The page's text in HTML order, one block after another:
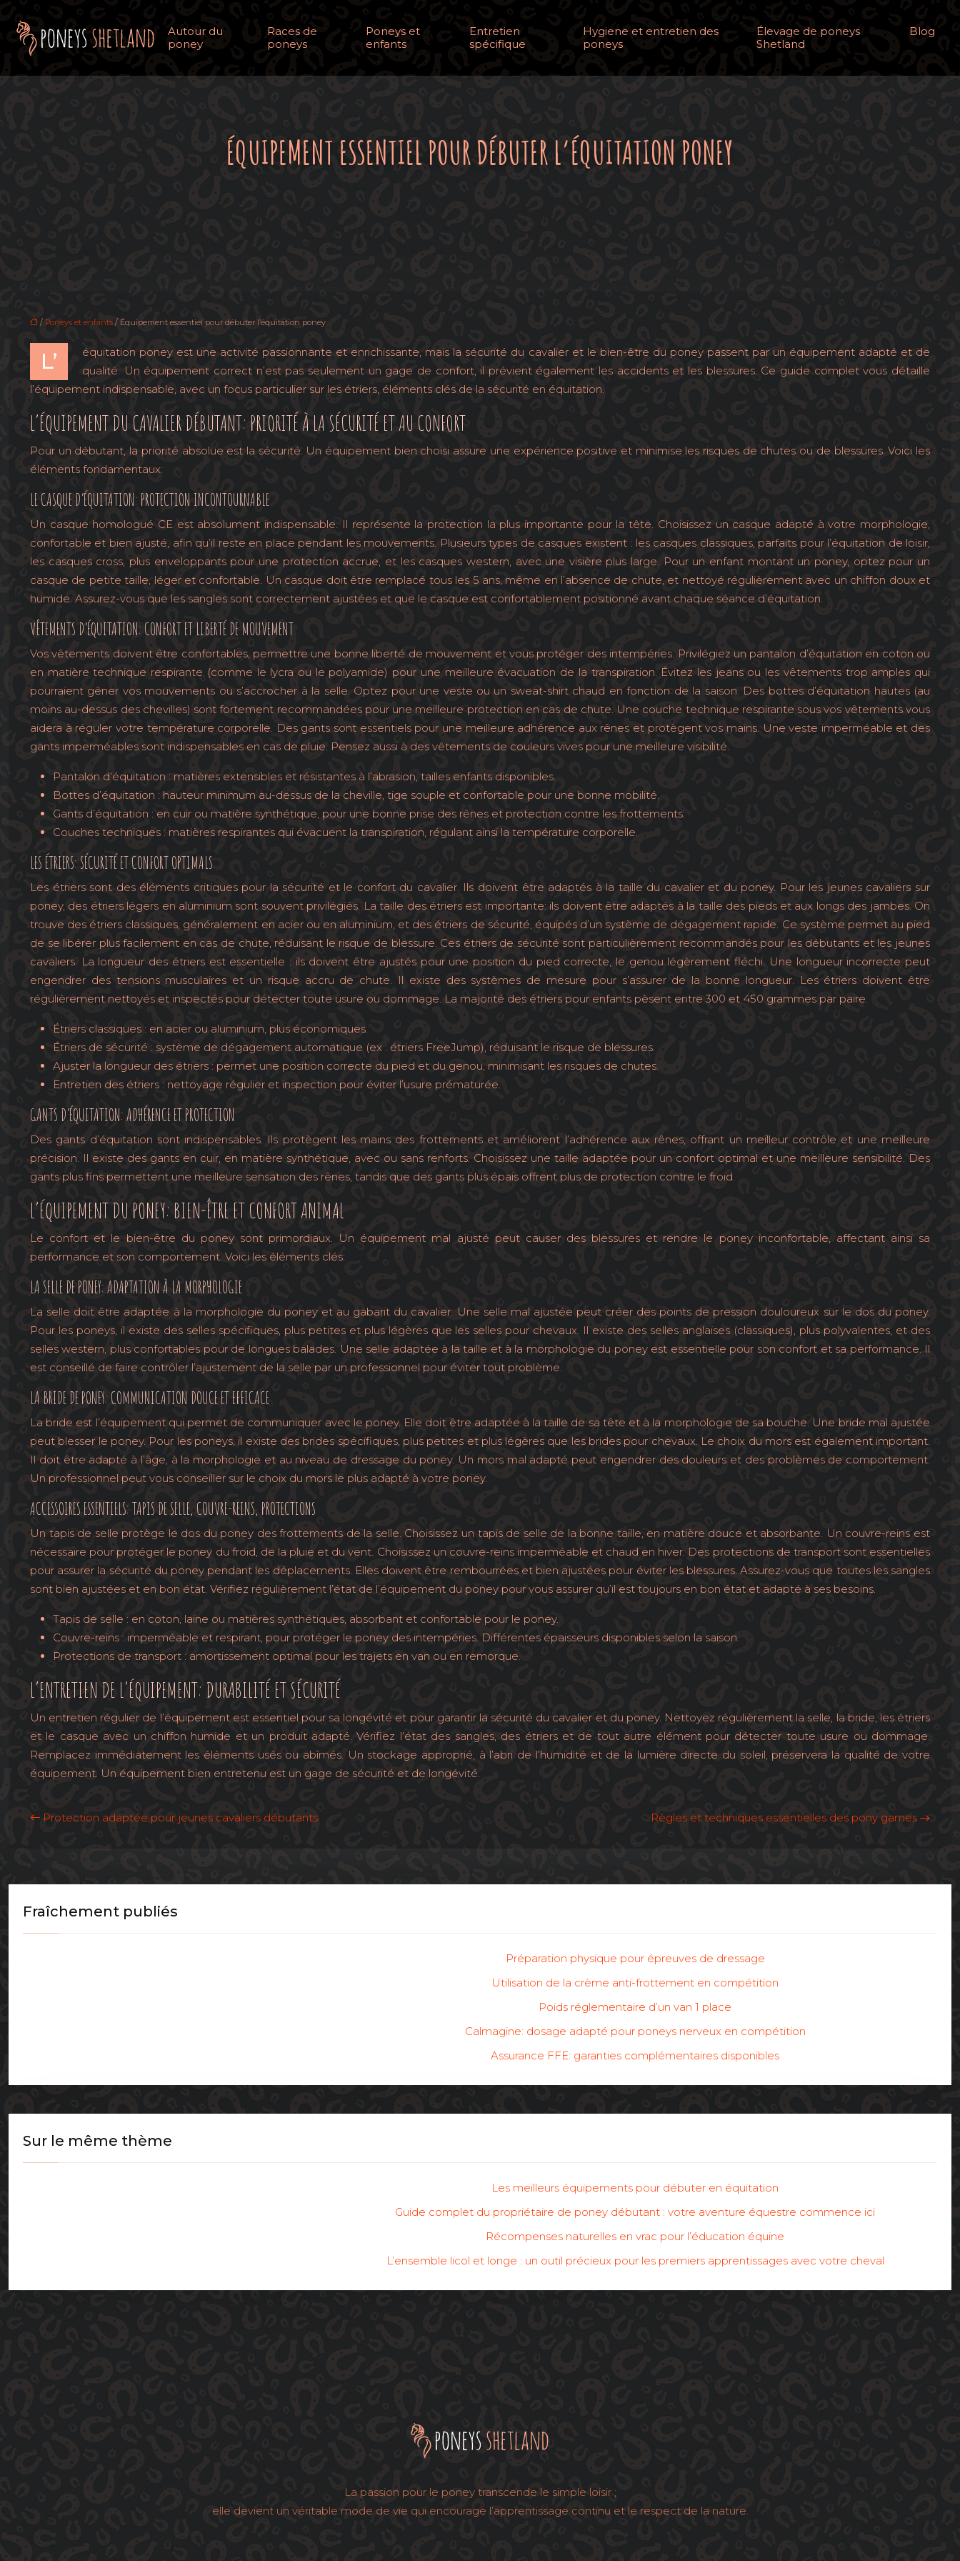
Autour du
poney
Races de
poneys
Poneys et
enfants
Entretien
spécifique
Hygiene et entretien des
poneys
Élevage de poneys
Shetland
Blog
ÉQUIPEMENT ESSENTIEL POUR DÉBUTER L’ÉQUITATION PONEY
/ Poneys et enfants / Équipement essentiel pour débuter l’équitation poney
L’
équitation poney est une activité passionnante et enrichissante, mais la sécurité du cavalier et le bien-être du poney passent par un équipement adapté et de
qualité. Un équipement correct n’est pas seulement un gage de confort, il prévient également les accidents et les blessures. Ce guide complet vous détaille
l’équipement indispensable, avec un focus particulier sur les étriers, éléments clés de la sécurité en équitation.
L’ÉQUIPEMENT DU CAVALIER DÉBUTANT: PRIORITÉ À LA SÉCURITÉ ET AU CONFORT
Pour un débutant, la priorité absolue est la sécurité. Un équipement bien choisi assure une expérience positive et minimise les risques de chutes ou de blessures. Voici les
éléments fondamentaux:
LE CASQUE D’ÉQUITATION: PROTECTION INCONTOURNABLE
Un casque homologué CE est absolument indispensable. Il représente la protection la plus importante pour la tête. Choisissez un casque adapté à votre morphologie,
confortable et bien ajusté, afin qu’il reste en place pendant les mouvements. Plusieurs types de casques existent : les casques classiques, parfaits pour l’équitation de loisir,
les casques cross, plus enveloppants pour une protection accrue, et les casques western, avec une visière plus large. Pour un enfant montant un poney, optez pour un
casque de petite taille, léger et confortable. Un casque doit être remplacé tous les 5 ans, même en l’absence de chute, et nettoyé régulièrement avec un chiffon doux et
humide. Assurez-vous que les sangles sont correctement ajustées et que le casque est confortablement positionné avant chaque séance d’équitation.
VÊTEMENTS D’ÉQUITATION: CONFORT ET LIBERTÉ DE MOUVEMENT
Vos vêtements doivent être confortables, permettre une bonne liberté de mouvement et vous protéger des intempéries. Privilégiez un pantalon d’équitation en coton ou
en matière technique respirante (comme le lycra ou le polyamide) pour une meilleure évacuation de la transpiration. Évitez les jeans ou les vêtements trop amples qui
pourraient gêner vos mouvements ou s’accrocher à la selle. Optez pour une veste ou un sweat-shirt chaud en fonction de la saison. Des bottes d’équitation hautes (au
moins au-dessus des chevilles) sont fortement recommandées pour une meilleure protection en cas de chute. Une couche technique respirante sous vos vêtements vous
aidera à réguler votre température corporelle. Des gants sont essentiels pour une meilleure adhérence aux rênes et protègent vos mains. Une veste imperméable et des
gants imperméables sont indispensables en cas de pluie. Pensez aussi à des vêtements de couleurs vives pour une meilleure visibilité.
Pantalon d’équitation : matières extensibles et résistantes à l’abrasion, tailles enfants disponibles.
Bottes d’équitation : hauteur minimum au-dessus de la cheville, tige souple et confortable pour une bonne mobilité.
Gants d’équitation : en cuir ou matière synthétique, pour une bonne prise des rênes et protection contre les frottements.
Couches techniques : matières respirantes qui évacuent la transpiration, régulant ainsi la température corporelle.
LES ÉTRIERS: SÉCURITÉ ET CONFORT OPTIMALS
Les étriers sont des éléments critiques pour la sécurité et le confort du cavalier. Ils doivent être adaptés à la taille du cavalier et du poney. Pour les jeunes cavaliers sur
poney, des étriers légers en aluminium sont souvent privilégiés. La taille des étriers est importante: ils doivent être adaptés à la taille des pieds et aux longs des jambes. On
trouve des étriers classiques, généralement en acier ou en aluminium, et des étriers de sécurité, équipés d’un système de dégagement rapide. Ce système permet au pied
de se libérer plus facilement en cas de chute, réduisant le risque de blessure. Ces étriers de sécurité sont particulièrement recommandés pour les débutants et les jeunes
cavaliers. La longueur des étriers est essentielle : ils doivent être ajustés pour une position du pied correcte, le genou légèrement fléchi. Une longueur incorrecte peut
engendrer des tensions musculaires et un risque accru de chute. Il existe des systèmes de mesure pour s’assurer de la bonne longueur. Les étriers doivent être
régulièrement nettoyés et inspectés pour détecter toute usure ou dommage. La majorité des étriers pour enfants pèsent entre 300 et 450 grammes par paire.
Étriers classiques : en acier ou aluminium, plus économiques.
Étriers de sécurité : système de dégagement automatique (ex : étriers FreeJump), réduisant le risque de blessures.
Ajuster la longueur des étriers : permet une position correcte du pied et du genou, minimisant les risques de chutes.
Entretien des étriers : nettoyage régulier et inspection pour éviter l’usure prématurée.
GANTS D’ÉQUITATION: ADHÉRENCE ET PROTECTION
Des gants d’équitation sont indispensables. Ils protègent les mains des frottements et améliorent l’adhérence aux rênes, offrant un meilleur contrôle et une meilleure
précision. Il existe des gants en cuir, en matière synthétique, avec ou sans renforts. Choisissez une taille adaptée pour un confort optimal et une meilleure sensibilité. Des
gants plus fins permettent une meilleure sensation des rênes, tandis que des gants plus épais offrent plus de protection contre le froid.
L’ÉQUIPEMENT DU PONEY: BIEN-ÊTRE ET CONFORT ANIMAL
Le confort et le bien-être du poney sont primordiaux. Un équipement mal ajusté peut causer des blessures et rendre le poney inconfortable, affectant ainsi sa
performance et son comportement. Voici les éléments clés:
LA SELLE DE PONEY: ADAPTATION À LA MORPHOLOGIE
La selle doit être adaptée à la morphologie du poney et au gabarit du cavalier. Une selle mal ajustée peut créer des points de pression douloureux sur le dos du poney.
Pour les poneys, il existe des selles spécifiques, plus petites et plus légères que les selles pour chevaux. Il existe des selles anglaises (classiques), plus polyvalentes, et des
selles western, plus confortables pour de longues balades. Une selle adaptée à la taille et à la morphologie du poney est essentielle pour son confort et sa performance. Il
est conseillé de faire contrôler l’ajustement de la selle par un professionnel pour éviter tout problème.
LA BRIDE DE PONEY: COMMUNICATION DOUCE ET EFFICACE
La bride est l’équipement qui permet de communiquer avec le poney. Elle doit être adaptée à la taille de sa tête et à la morphologie de sa bouche. Une bride mal ajustée
peut blesser le poney. Pour les poneys, il existe des brides spécifiques, plus petites et plus légères que les brides pour chevaux. Le choix du mors est également important.
Il doit être adapté à l’âge, à la morphologie et au niveau de dressage du poney. Un mors mal adapté peut engendrer des douleurs et des problèmes de comportement.
Un professionnel peut vous conseiller sur le choix du mors le plus adapté à votre poney.
ACCESSOIRES ESSENTIELS: TAPIS DE SELLE, COUVRE-REINS, PROTECTIONS
Un tapis de selle protège le dos du poney des frottements de la selle. Choisissez un tapis de selle de la bonne taille, en matière douce et absorbante. Un couvre-reins est
nécessaire pour protéger le poney du froid, de la pluie et du vent. Choisissez un couvre-reins imperméable et chaud en hiver. Des protections de transport sont essentielles
pour assurer la sécurité du poney pendant les déplacements. Elles doivent être rembourrées et bien ajustées pour éviter les blessures. Assurez-vous que toutes les sangles
sont bien ajustées et en bon état. Vérifiez régulièrement l’état de l’équipement du poney pour vous assurer qu’il est toujours en bon état et adapté à ses besoins.
Tapis de selle : en coton, laine ou matières synthétiques, absorbant et confortable pour le poney.
Couvre-reins : imperméable et respirant, pour protéger le poney des intempéries. Différentes épaisseurs disponibles selon la saison.
Protections de transport : amortissement optimal pour les trajets en van ou en remorque.
L’ENTRETIEN DE L’ÉQUIPEMENT: DURABILITÉ ET SÉCURITÉ
Un entretien régulier de l’équipement est essentiel pour sa longévité et pour garantir la sécurité du cavalier et du poney. Nettoyez régulièrement la selle, la bride, les étriers
et le casque avec un chiffon humide et un produit adapté. Vérifiez l’état des sangles, des étriers et de tout autre élément pour détecter toute usure ou dommage.
Remplacez immédiatement les éléments usés ou abîmés. Un stockage approprié, à l’abri de l’humidité et de la lumière directe du soleil, préservera la qualité de votre
équipement. Un équipement bien entretenu est un gage de sécurité et de longévité.
Protection adaptée pour jeunes cavaliers débutants Règles et techniques essentielles des pony games
Fraîchement publiés
Préparation physique pour épreuves de dressage
Utilisation de la crème anti-frottement en compétition
Poids réglementaire d’un van 1 place
Calmagine: dosage adapté pour poneys nerveux en compétition
Assurance FFE: garanties complémentaires disponibles
Sur le même thème
Les meilleurs équipements pour débuter en équitation
Guide complet du propriétaire de poney débutant : votre aventure équestre commence ici
Récompenses naturelles en vrac pour l’éducation équine
L’ensemble licol et longe : un outil précieux pour les premiers apprentissages avec votre cheval
La passion pour le poney transcende le simple loisir ;
elle devient un véritable mode de vie qui encourage l’apprentissage continu et le respect de la nature.